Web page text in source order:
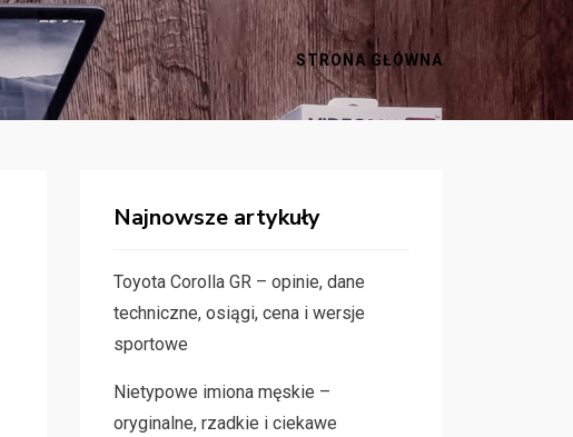
STRONA GŁÓWNA
Najnowsze artykuły
Toyota Corolla GR – opinie, dane
techniczne, osiągi, cena i wersje
sportowe
Nietypowe imiona męskie –
oryginalne, rzadkie i ciekawe